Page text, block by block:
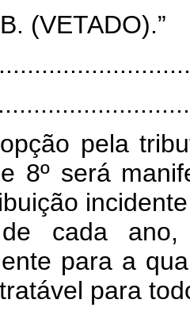
(VETADO).”
pela
8º será
cada
para a
para